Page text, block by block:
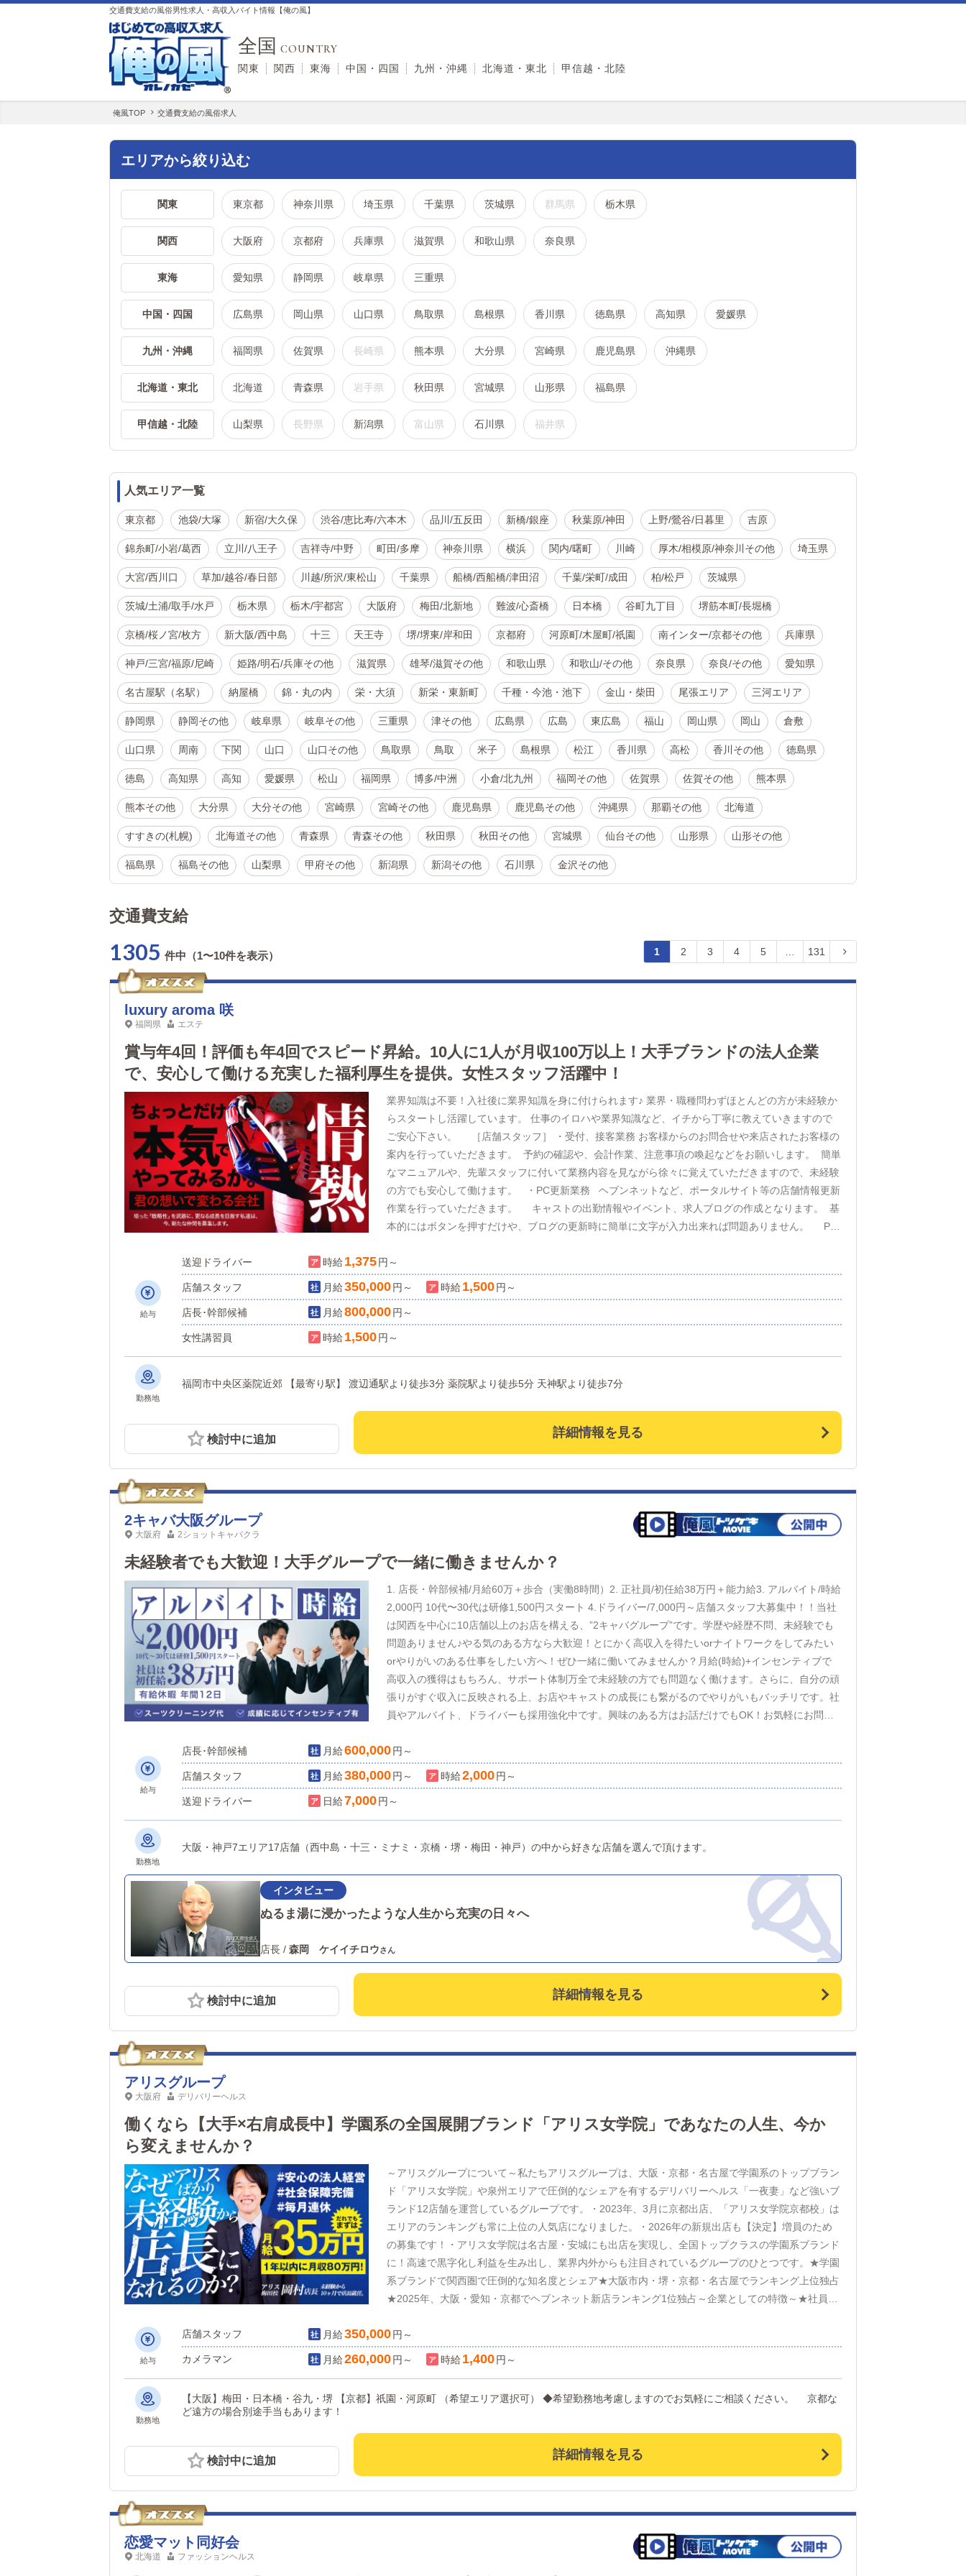
交通費支給の風俗男性求人・高収入バイト情報【俺の風】
全国 COUNTRY
関東 関西 東海 中国・四国 九州・沖縄 北海道・東北 甲信越・北陸
俺風TOP 交通費支給の風俗求人
エリアから絞り込む
関東 東京都 神奈川県 埼玉県 千葉県 茨城県 群馬県 栃木県
関西 大阪府 京都府 兵庫県 滋賀県 和歌山県 奈良県
東海 愛知県 静岡県 岐阜県 三重県
中国・四国 広島県 岡山県 山口県 鳥取県 島根県 香川県 徳島県 高知県 愛媛県
九州・沖縄 福岡県 佐賀県 長崎県 熊本県 大分県 宮崎県 鹿児島県 沖縄県
北海道・東北 北海道 青森県 岩手県 秋田県 宮城県 山形県 福島県
甲信越・北陸 山梨県 長野県 新潟県 富山県 石川県 福井県
人気エリア一覧
東京都 池袋/大塚 新宿/大久保 渋谷/恵比寿/六本木 品川/五反田 新橋/銀座 秋葉原/神田 上野/鶯谷/日暮里 吉原
錦糸町/小岩/葛西 立川/八王子 吉祥寺/中野 町田/多摩 神奈川県 横浜 関内/曙町 川崎 厚木/相模原/神奈川その他 埼玉県
大宮/西川口 草加/越谷/春日部 川越/所沢/東松山 千葉県 船橋/西船橋/津田沼 千葉/栄町/成田 柏/松戸 茨城県
茨城/土浦/取手/水戸 栃木県 栃木/宇都宮 大阪府 梅田/北新地 難波/心斎橋 日本橋 谷町九丁目 堺筋本町/長堀橋
京橋/桜ノ宮/枚方 新大阪/西中島 十三 天王寺 堺/堺東/岸和田 京都府 河原町/木屋町/祇園 南インター/京都その他 兵庫県
神戸/三宮/福原/尼崎 姫路/明石/兵庫その他 滋賀県 雄琴/滋賀その他 和歌山県 和歌山/その他 奈良県 奈良/その他 愛知県
名古屋駅（名駅） 納屋橋 錦・丸の内 栄・大須 新栄・東新町 千種・今池・池下 金山・柴田 尾張エリア 三河エリア
静岡県 静岡その他 岐阜県 岐阜その他 三重県 津その他 広島県 広島 東広島 福山 岡山県 岡山 倉敷
山口県 周南 下関 山口 山口その他 鳥取県 鳥取 米子 島根県 松江 香川県 高松 香川その他 徳島県
徳島 高知県 高知 愛媛県 松山 福岡県 博多/中洲 小倉/北九州 福岡その他 佐賀県 佐賀その他 熊本県
熊本その他 大分県 大分その他 宮崎県 宮崎その他 鹿児島県 鹿児島その他 沖縄県 那覇その他 北海道
すすきの(札幌) 北海道その他 青森県 青森その他 秋田県 秋田その他 宮城県 仙台その他 山形県 山形その他
福島県 福島その他 山梨県 甲府その他 新潟県 新潟その他 石川県 金沢その他
交通費支給
1305 件中（1〜10件を表示） 1 2 3 4 5 131
luxury aroma 咲
福岡県 エステ
賞与年4回！評価も年4回でスピード昇給。10人に1人が月収100万以上！大手ブランドの法人企業
で、安心して働ける充実した福利厚生を提供。女性スタッフ活躍中！
業界知識は不要！入社後に業界知識を身に付けられます♪ 業界・職種問わずほとんどの方が未経験か
らスタートし活躍しています。 仕事のイロハや業界知識など、イチから丁寧に教えていきますので
ご安心下さい。 ［店舗スタッフ］ ・受付、接客業務 お客様からのお問合せや来店されたお客様の
案内を行っていただきます。 予約の確認や、会計作業、注意事項の喚起などをお願いします。 簡単
なマニュアルや、先輩スタッフに付いて業務内容を見ながら徐々に覚えていただきますので、未経験
の方でも安心して働けます。 ・PC更新業務 ヘブンネットなど、ポータルサイト等の店舗情報更新
作業を行っていただきます。 キャストの出勤情報やイベント、求人ブログの作成となります。 基
本的にはボタンを押すだけや、ブログの更新時に簡単に文字が入力出来れば問題ありません。 PC
くため、店内の清掃や備品の管理・補充を行っていただきます。 業務に慣れてきたら、『キャス
トの管理』や『経営に関わる業務』を順に覚えていただきます。 早い方だと１年ぐらいで、幹部
として新しい店舗の運営をお任せします。 ・ 企画の立案 店舗イベントや店舗運営など様々な企
画を提案していただきます。 【新規のお客様の増加】【お客様のリピート率の向上】【キャストの
方の入店数の増加】など、売上UPに繋がる施策の提案を行っていただきます。 ・ キャスト管理
ます♪ 個人差はありますが入社から1ヶ月ほどで研修期間を終えます。 （お仕事の覚えが早い方は1
給与
送迎ドライバー 時給 1,375円～
店舗スタッフ 月給350,000円～ 時給 1,500円～
店長･幹部候補 月給800,000円～
女性講習員 時給 1,500円～
勤務地
福岡市中央区薬院近郊 【最寄り駅】 渡辺通駅より徒歩3分 薬院駅より徒歩5分 天神駅より徒歩7分
検討中に追加 詳細情報を見る
2キャバ大阪グループ
大阪府 2ショットキャバクラ
未経験者でも大歓迎！大手グループで一緒に働きませんか？
1. 店長・幹部候補/月給60万＋歩合（実働8時間）2. 正社員/初任給38万円＋能力給3. アルバイト/時給
2,000円 10代〜30代は研修1,500円スタート 4.ドライバー/7,000円～店舗スタッフ大募集中！！当社
は関西を中心に10店舗以上のお店を構える、”2キャバグループ”です。学歴や経歴不問、未経験でも
問題ありません♪やる気のある方なら大歓迎！とにかく高収入を得たいorナイトワークをしてみたい
orやりがいのある仕事をしたい方へ！ぜひ一緒に働いてみませんか？月給(時給)+インセンティブで
高収入の獲得はもちろん、サポート体制万全で未経験の方でも問題なく働けます。さらに、自分の頑
張りがすぐ収入に反映される上、お店やキャストの成長にも繋がるのでやりがいもバッチリです。社
員やアルバイト、ドライバーも採用強化中です。興味のある方はお話だけでもOK！お気軽にお問い
給与
店長･幹部候補 月給600,000円～
店舗スタッフ 月給380,000円～ 時給2,000円～
送迎ドライバー 日給7,000円～
勤務地
大阪・神戸7エリア17店舗（西中島・十三・ミナミ・京橋・堺・梅田・神戸）の中から好きな店舗を選んで頂けます。
ぬるま湯に浸かったような人生から充実の日々へ
店長 / 森岡 ケイイチロウ
検討中に追加 詳細情報を見る
アリスグループ
大阪府 デリバリーヘルス
働くなら【大手×右肩成長中】学園系の全国展開ブランド「アリス女学院」であなたの人生、今か
ら変えませんか？
～アリスグループについて～私たちアリスグループは、大阪・京都・名古屋で学園系のトップブラン
ド「アリス女学院」や泉州エリアで圧倒的なシェアを有するデリバリーヘルス「一夜妻」など強いブ
ランド12店舗を運営しているグループです。・2023年、3月に京都出店、「アリス女学院京都校」は
エリアのランキングも常に上位の人気店になりました。・2026年の新規出店も【決定】増員のため
の募集です！・アリス女学院は名古屋・安城にも出店を実現し、全国トップクラスの学園系ブランド
に！高速で黒字化し利益を生み出し、業界内外からも注目されているグループのひとつです。★学園
系ブランドで関西圏で圧倒的な知名度とシェア★大阪市内・堺・京都・名古屋でランキング上位独占
★2025年、大阪・愛知・京都でヘブンネット新店ランキング1位独占～企業としての特徴～★社員ス
部、求人部などバックオフィスも充実。★現場のスペシャリストとして店長・統括を目指すだけでな
く、企画や仕組みづくりなど仕掛け側としてのキャリアも。どちらでも年収1000万円目指せる会社
給与
店舗スタッフ 月給350,000円～
カメラマン 月給260,000円～ 時給 1,400円～
勤務地
【大阪】梅田・日本橋・谷九・堺 【京都】祇園・河原町 （希望エリア選択可） ◆希望勤務地考慮しますのでお気軽にご相談ください。 京都な
ど遠方の場合別途手当もあります！
検討中に追加 詳細情報を見る
恋愛マット同好会
北海道 ファッションヘルス